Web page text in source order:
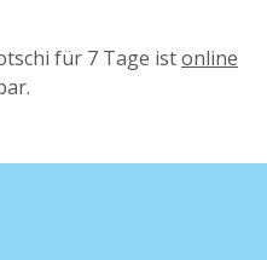
für 7 Tage istonline